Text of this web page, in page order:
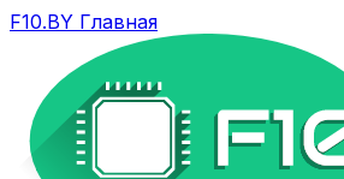
F10.BY Главная